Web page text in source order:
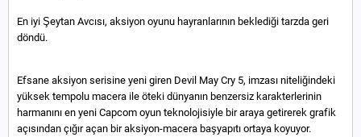
En iyi Şeytan Avcısı, aksiyon oyunu hayranlarının beklediği tarzda geri
döndü.
Efsane aksiyon serisine yeni giren Devil May Cry 5, imzası niteliğindeki
yüksek tempolu macera ile öteki dünyanın benzersiz karakterlerinin
harmanını en yeni Capcom oyun teknolojisiyle bir araya getirerek grafik
açısından çığır açan bir aksiyon-macera başyapıtı ortaya koyuyor.